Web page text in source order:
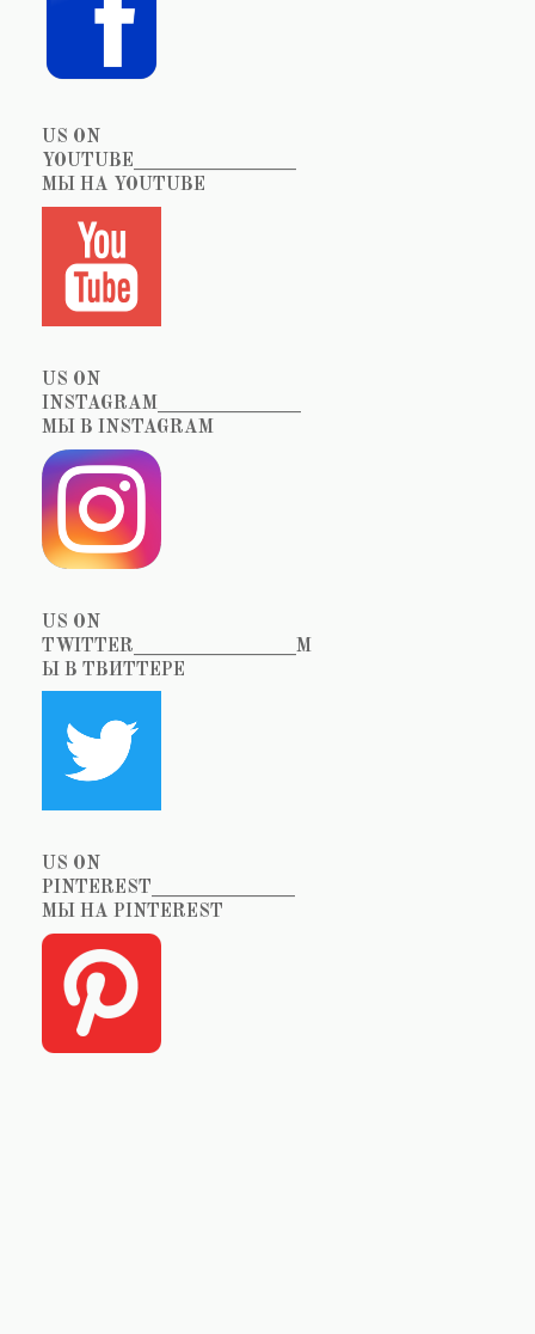
US ON
YOUTUBE_________________
МЫ НА YOUTUBE
US ON
INSTAGRAM_______________
МЫ В INSTAGRAM
US ON
TWITTER_________________М
Ы В ТВИТТЕРЕ
US ON
PINTEREST_______________
МЫ НА PINTEREST